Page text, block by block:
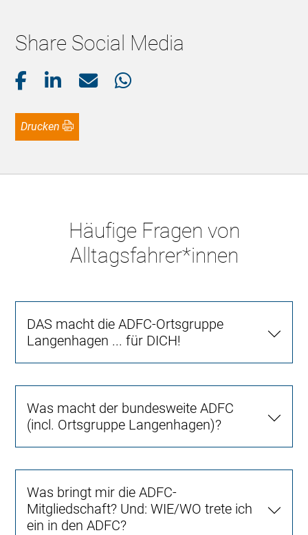
Share Social Media
Drucken
Häufige Fragen von
Alltagsfahrer*innen
DAS macht die ADFC-Ortsgruppe
Langenhagen ... für DICH!
Was macht der bundesweite ADFC
(incl. Ortsgruppe Langenhagen)?
Was bringt mir die ADFC-
Mitgliedschaft? Und: WIE/WO trete ich
ein in den ADFC?